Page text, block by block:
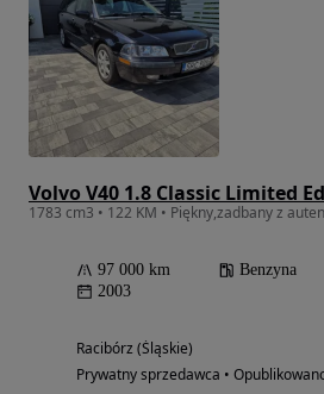
Volvo V40 1.8 Classic Limited
97 000 km Benzyna
2003
Racibórz (Śląskie)
Prywatny sprzedawca •